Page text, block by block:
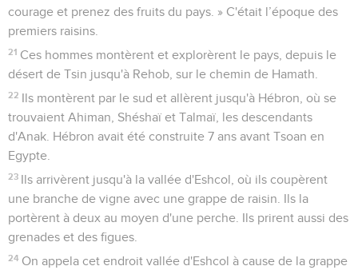
courage et prenez des fruits du pays. » C'était l’époque des
premiers raisins.
21 Ces hommes montèrent et explorèrent le pays, depuis le
désert de Tsin jusqu'à Rehob, sur le chemin de Hamath.
22 Ils montèrent par le sud et allèrent jusqu'à Hébron, où se
trouvaient Ahiman, Shéshaï et Talmaï, les descendants
d'Anak. Hébron avait été construite 7 ans avant Tsoan en
Egypte.
23 Ils arrivèrent jusqu'à la vallée d'Eshcol, où ils coupèrent
une branche de vigne avec une grappe de raisin. Ils la
portèrent à deux au moyen d'une perche. Ils prirent aussi des
grenades et des figues.
24 On appela cet endroit vallée d'Eshcol à cause de la grappe